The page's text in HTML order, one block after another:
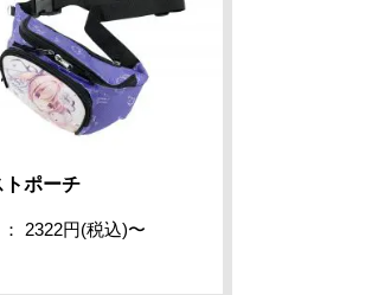
トポーチ
2322円(税込)〜